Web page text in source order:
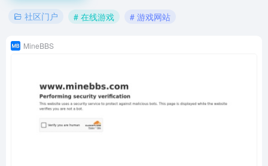
社区门户 # 在线游戏 # 游戏网站
MineBBS